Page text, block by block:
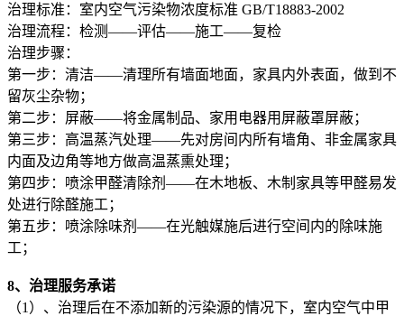
治理标准：室内空气污染物浓度标准 GB/T18883-2002
治理流程：检测——评估——施工——复检
治理步骤：
第一步：清洁——清理所有墙面地面，家具内外表面，做到不
留灰尘杂物；
第二步：屏蔽——将金属制品、家用电器用屏蔽罩屏蔽；
第三步：高温蒸汽处理——先对房间内所有墙角、非金属家具
内面及边角等地方做高温蒸熏处理；
第四步：喷涂甲醛清除剂——在木地板、木制家具等甲醛易发
处进行除醛施工；
第五步：喷涂除味剂——在光触媒施后进行空间内的除味施
工；
8、治理服务承诺
（1）、治理后在不添加新的污染源的情况下，室内空气中甲